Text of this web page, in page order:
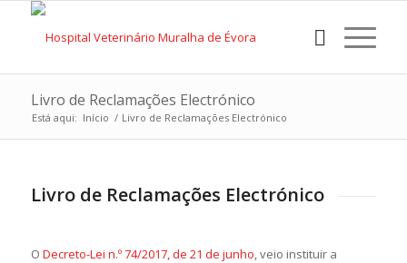
Livro de Reclamações Electrónico
Está aqui: Início / Livro de Reclamações Electrónico
Livro de Reclamações Electrónico
O Decreto-Lei n.º 74/2017, de 21 de junho, veio instituir a